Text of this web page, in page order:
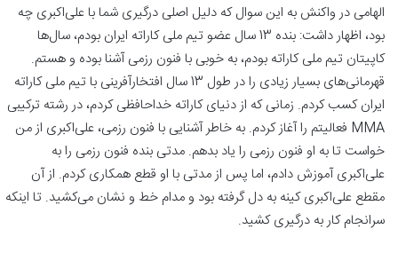
الهامی در واکنش به این سوال که دلیل اصلی درگیری شما با علی‌اکبری چه
بود، اظهار داشت: بنده 13 سال عضو تیم ملی کاراته ایران بودم، سال‌ها
کاپیتان تیم ملی کاراته بودم، به خوبی با فنون رزمی آشنا بوده و هستم.
قهرمانی‌های بسیار زیادی را در طول 13 سال افتخارآفرینی با تیم ملی کاراته
ایران کسب کردم. زمانی که از دنیای کاراته خداحافظی کردم، در رشته ترکیبی
MMA فعالیتم را آغاز کردم. به خاطر آشنایی با فنون رزمی، علی‌اکبری از من
خواست تا به او فنون رزمی را یاد بدهم. مدتی بنده فنون رزمی را به
علی‌اکبری آموزش دادم، اما پس از مدتی با او قطع همکاری کردم. از آن
مقطع علی‌اکبری کینه به دل گرفته بود و مدام خط و نشان می‌کشید. تا اینکه
سرانجام کار به درگیری کشید.